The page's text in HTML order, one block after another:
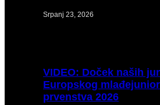
Srpanj 23, 2026
VIDEO: Doček naših
Europskog
prvenstva 2026